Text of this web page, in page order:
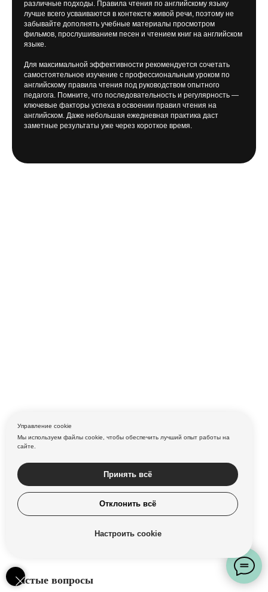
различные подходы. Правила чтения по английскому языку
лучше всего усваиваются в контексте живой речи, поэтому не
забывайте дополнять учебные материалы просмотром
фильмов, прослушиванием песен и чтением книг на английском
языке.
Для максимальной эффективности рекомендуется сочетать
самостоятельное изучение с профессиональным уроком по
английскому правила чтения под руководством опытного
педагога. Помните, что последовательность и регулярность —
ключевые факторы успеха в освоении правил чтения на
английском. Даже небольшая ежедневная практика даст
заметные результаты уже через короткое время.
Частые вопросы
Управление cookie
Мы используем файлы cookie, чтобы обеспечить лучший опыт работы на
сайте.
Принять всё
Отклонить всё
Настроить cookie